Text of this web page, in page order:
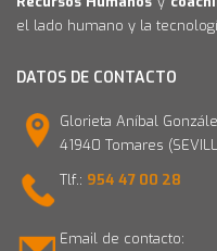
el lado humano y la
DATOS DE CONTACTO
Glorieta Aníbal
41940 Tomares
Tlf.: 954 47 00 28
Email de contacto: